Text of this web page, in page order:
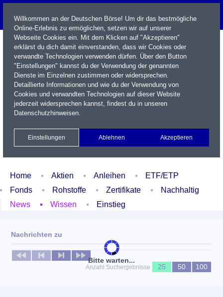
Name / WKN / ISIN / Kürzel
Xetra Realtime
Watchlist Portfolio Login
Home Aktien Anleihen
ETF/ETP
Fonds
Rohstoffe Zertifikate
Nachhaltig
News
Wissen Einstieg
Bitte warten...
Nachrichten zu
Keine News verfügbar
Anzahl Suchergebnisse
25 50 100
Willkommen an der Deutschen Börse! Um dir das bestmögliche
Online-Erlebnis zu ermöglichen, setzen wir auf unserer
Webseite Cookies ein. Mit dem Klicken auf "Akzeptieren"
erklärst du dich damit einverstanden, dass wir Cookies oder
verwandte Technologien verwenden dürfen. Über den Button
"Einstellungen" kannst du der Verwendung der genannten
Dienste im Einzelnen zustimmen oder widersprechen.
Detaillierte Informationen und wie du der Verwendung von
Cookies und verwandten Technologien auf dieser Website
jederzeit widersprechen kannst, findest du in unseren
Datenschutzhinweisen.
Einstellungen Ablehnen Akzeptieren